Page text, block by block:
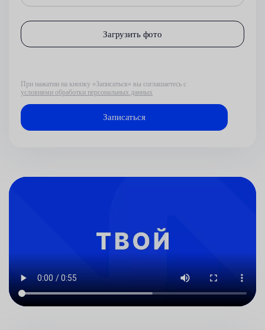
Загрузить фото
При нажатии на кнопку «Записаться» вы соглашаетесь с
условиями обработки персональных данных